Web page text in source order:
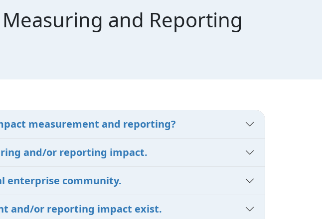
and Reporting
measurement and reporting?
and/or reporting impact.
enterprise community.
and/or reporting impact exist.